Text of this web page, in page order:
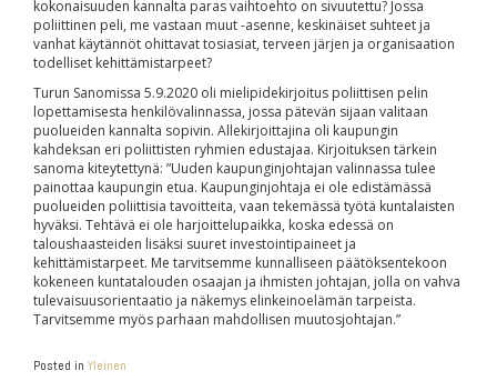
kokonaisuuden kannalta paras vaihtoehto on sivuutettu? Jossa
poliittinen peli, me vastaan muut -asenne, keskinäiset suhteet ja
vanhat käytännöt ohittavat tosiasiat, terveen järjen ja organisaation
todelliset kehittämistarpeet?
Turun Sanomissa 5.9.2020 oli mielipidekirjoitus poliittisen pelin
lopettamisesta henkilövalinnassa, jossa pätevän sijaan valitaan
puolueiden kannalta sopivin. Allekirjoittajina oli kaupungin
kahdeksan eri poliittisten ryhmien edustajaa. Kirjoituksen tärkein
sanoma kiteytettynä: ”Uuden kaupunginjohtajan valinnassa tulee
painottaa kaupungin etua. Kaupunginjohtaja ei ole edistämässä
puolueiden poliittisia tavoitteita, vaan tekemässä työtä kuntalaisten
hyväksi. Tehtävä ei ole harjoittelupaikka, koska edessä on
taloushaasteiden lisäksi suuret investointipaineet ja
kehittämistarpeet. Me tarvitsemme kunnalliseen päätöksentekoon
kokeneen kuntatalouden osaajan ja ihmisten johtajan, jolla on vahva
tulevaisuusorientaatio ja näkemys elinkeinoelämän tarpeista.
Tarvitsemme myös parhaan mahdollisen muutosjohtajan.”
Posted in Yleinen